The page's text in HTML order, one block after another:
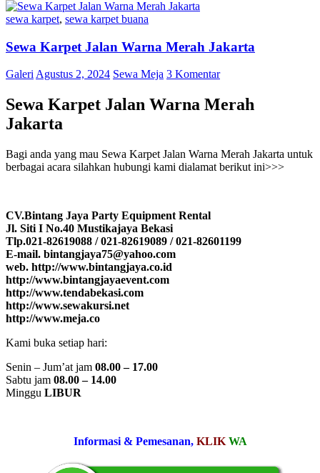
sewa karpet, sewa karpet buana
Sewa Karpet Jalan Warna Merah Jakarta
Galeri Agustus 2, 2024 Sewa Meja 3 Komentar
Sewa Karpet Jalan Warna Merah
Jakarta
Bagi anda yang mau Sewa Karpet Jalan Warna Merah Jakarta untuk
berbagai acara silahkan hubungi kami dialamat berikut ini>>>
CV.Bintang Jaya Party Equipment Rental
Jl. Siti I No.40 Mustikajaya Bekasi
Tlp.021-82619088 / 021-82619089 / 021-82601199
E-mail. bintangjaya75@yahoo.com
web. http://www.bintangjaya.co.id
http://www.bintangjayaevent.com
http://www.tendabekasi.com
http://www.sewakursi.net
http://www.meja.co
Kami buka setiap hari:
Senin – Jum’at jam 08.00 – 17.00
Sabtu jam 08.00 – 14.00
Minggu LIBUR
Informasi & Pemesanan, KLIK WA